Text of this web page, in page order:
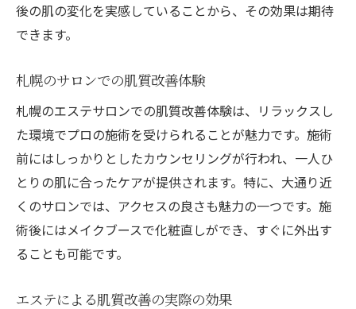
後の肌の変化を実感していることから、その効果は期待
できます。
札幌のサロンでの肌質改善体験
札幌のエステサロンでの肌質改善体験は、リラックスし
た環境でプロの施術を受けられることが魅力です。施術
前にはしっかりとしたカウンセリングが行われ、一人ひ
とりの肌に合ったケアが提供されます。特に、大通り近
くのサロンでは、アクセスの良さも魅力の一つです。施
術後にはメイクブースで化粧直しができ、すぐに外出す
ることも可能です。
エステによる肌質改善の実際の効果